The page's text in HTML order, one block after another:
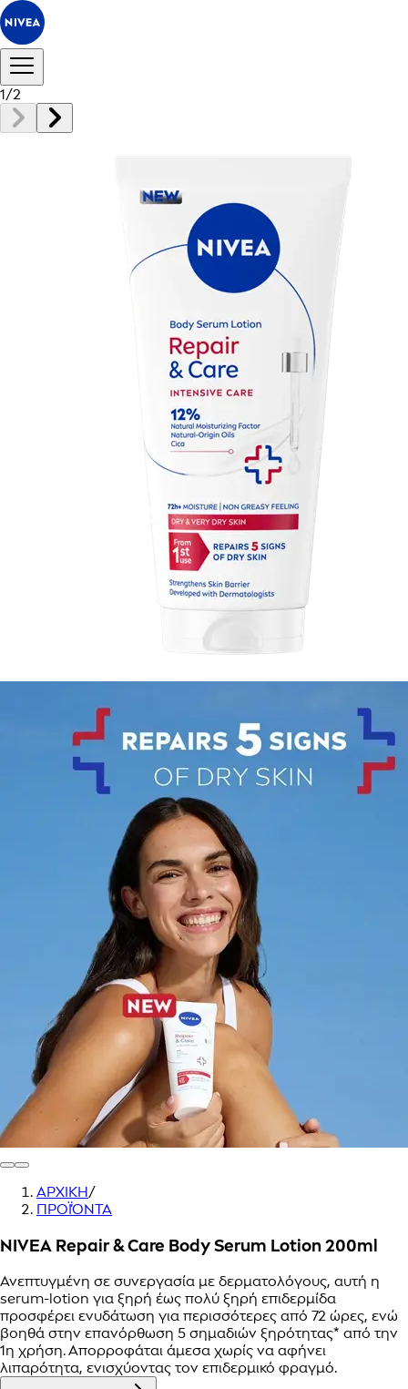
1/2
ΑΡΧΙΚΗ/
ΠΡΟΪΌΝΤΑ
NIVEA Repair & Care Body Serum Lotion 200ml
Ανεπτυγμένη σε συνεργασία με δερματολόγους, αυτή η
serum-lotion για ξηρή έως πολύ ξηρή επιδερμίδα
προσφέρει ενυδάτωση για περισσότερες από 72 ώρες, ενώ
βοηθά στην επανόρθωση 5 σημαδιών ξηρότητας* από την
1η χρήση. Απορροφάται άμεσα χωρίς να αφήνει
λιπαρότητα, ενισχύοντας τον επιδερμικό φραγμό.